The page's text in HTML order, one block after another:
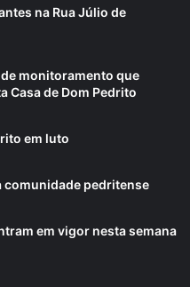
na Rua Júlio de
monitoramento que
Casa de Dom Pedrito
em luto
comunidade pedritense
em vigor nesta semana